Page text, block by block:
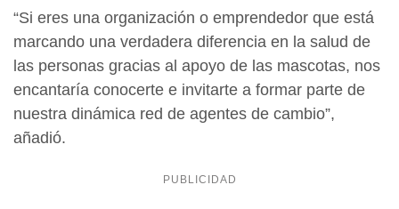
“Si eres una organización o emprendedor que está
marcando una verdadera diferencia en la salud de
las personas gracias al apoyo de las mascotas, nos
encantaría conocerte e invitarte a formar parte de
nuestra dinámica red de agentes de cambio”,
añadió.